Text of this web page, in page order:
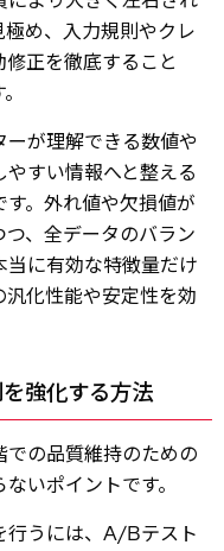
め、入力規則やクレ
正を徹底すること
ーが理解できる数値
すい情報へと整える
す。外れ値や欠損値が
、全データのバラン
に有効な特徴量だけ
化性能や安定性を効
強化する方法
での品質維持のための
いポイントです。
行うには、A/Bテスト